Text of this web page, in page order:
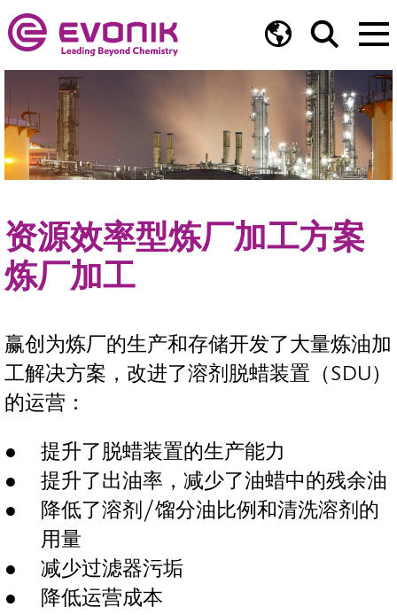
资源效率型炼厂加工方案
炼厂加工
赢创为炼厂的生产和存储开发了大量炼油加
工解决方案，改进了溶剂脱蜡装置（SDU）
的运营：
提升了脱蜡装置的生产能力
提升了出油率，减少了油蜡中的残余油
降低了溶剂/馏分油比例和清洗溶剂的
用量
减少过滤器污垢
降低运营成本